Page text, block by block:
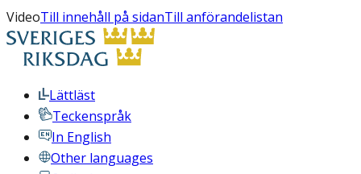
VideoTill innehåll på sidanTill anförandelistan
Lättläst
Teckenspråk
In English
Other languages